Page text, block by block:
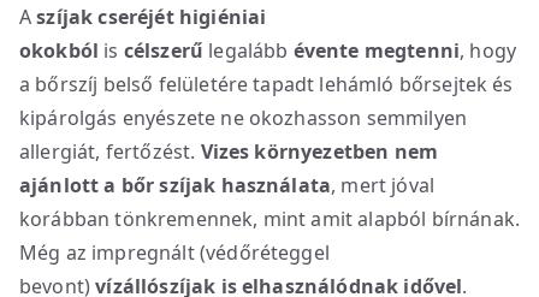
Aszíjak cseréjét higiéniai
okokból is célszerű legalább évente megtenni, hogy
a bőrszíj belső felületére tapadt lehámló bőrsejtek és
kipárolgás enyészete ne okozhasson semmilyen
allergiát, fertőzést. Vizes környezetben nem
ajánlott a bőr szíjak használata, mert jóval
korábban tönkremennek, mint amit alapból bírnának.
Még az impregnált (védőréteggel
bevont)vízállószíjak is elhasználódnak idővel.